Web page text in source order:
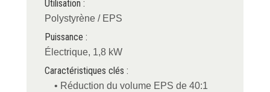
Utilisation :
Polystyrène / EPS
Puissance :
Électrique, 1,8 kW
Caractéristiques clés :
• Réduction du volume EPS de 40:1